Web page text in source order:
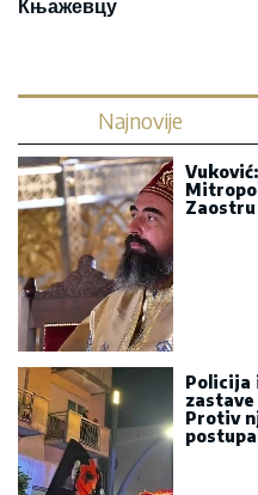
Књажевцу
Najnovije
Zaostru
Policija
Protiv